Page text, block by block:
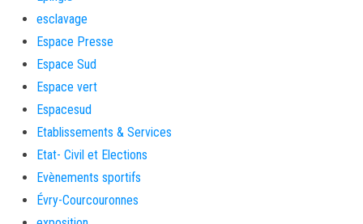
esclavage
Espace Presse
Espace Sud
Espace vert
Espacesud
Etablissements & Services
Etat- Civil et Elections
Evènements sportifs
Évry-Courcouronnes